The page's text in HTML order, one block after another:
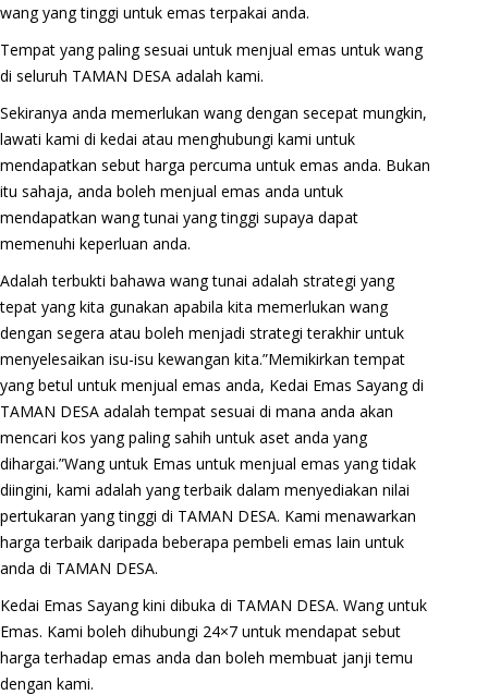
wang yang tinggi untuk emas terpakai anda.
Tempat yang paling sesuai untuk menjual emas untuk wang
di seluruh TAMAN DESA adalah kami.
Sekiranya anda memerlukan wang dengan secepat mungkin,
lawati kami di kedai atau menghubungi kami untuk
mendapatkan sebut harga percuma untuk emas anda. Bukan
itu sahaja, anda boleh menjual emas anda untuk
mendapatkan wang tunai yang tinggi supaya dapat
memenuhi keperluan anda.
Adalah terbukti bahawa wang tunai adalah strategi yang
tepat yang kita gunakan apabila kita memerlukan wang
dengan segera atau boleh menjadi strategi terakhir untuk
menyelesaikan isu-isu kewangan kita.”Memikirkan tempat
yang betul untuk menjual emas anda, Kedai Emas Sayang di
TAMAN DESA adalah tempat sesuai di mana anda akan
mencari kos yang paling sahih untuk aset anda yang
dihargai.”Wang untuk Emas untuk menjual emas yang tidak
diingini, kami adalah yang terbaik dalam menyediakan nilai
pertukaran yang tinggi di TAMAN DESA. Kami menawarkan
harga terbaik daripada beberapa pembeli emas lain untuk
anda di TAMAN DESA.
Kedai Emas Sayang kini dibuka di TAMAN DESA. Wang untuk
Emas. Kami boleh dihubungi 24×7 untuk mendapat sebut
harga terhadap emas anda dan boleh membuat janji temu
dengan kami.